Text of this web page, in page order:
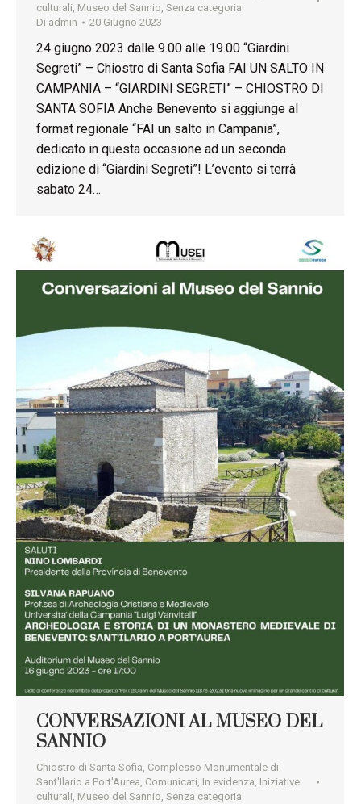
culturali, Museo del Sannio, Senza categoria
Di admin 20 Giugno 2023
24 giugno 2023 dalle 9.00 alle 19.00 “Giardini
Segreti” – Chiostro di Santa Sofia FAI UN SALTO IN
CAMPANIA – “GIARDINI SEGRETI” – CHIOSTRO DI
SANTA SOFIA Anche Benevento si aggiunge al
format regionale “FAI un salto in Campania”,
dedicato in questa occasione ad un seconda
edizione di “Giardini Segreti”! L’evento si terrà
sabato 24…
CONVERSAZIONI AL MUSEO DEL
SANNIO
Chiostro di Santa Sofia, Complesso Monumentale di
Sant'Ilario a Port'Aurea, Comunicati, In evidenza, Iniziative
culturali, Museo del Sannio, Senza categoria